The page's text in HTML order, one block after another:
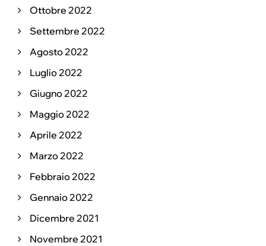
Ottobre 2022
Settembre 2022
Agosto 2022
Luglio 2022
Giugno 2022
Maggio 2022
Aprile 2022
Marzo 2022
Febbraio 2022
Gennaio 2022
Dicembre 2021
Novembre 2021